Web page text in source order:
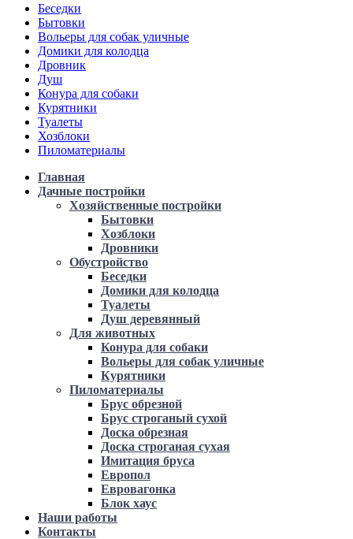
Беседки
Бытовки
Вольеры для собак уличные
Домики для колодца
Дровник
Душ
Конура для собаки
Курятники
Туалеты
Хозблоки
Пиломатериалы
Главная
Дачные постройки
Хозяйственные постройки
Бытовки
Хозблоки
Дровники
Обустройство
Беседки
Домики для колодца
Туалеты
Душ деревянный
Для животных
Конура для собаки
Вольеры для собак уличные
Курятники
Пиломатериалы
Брус обрезной
Брус строганый сухой
Доска обрезная
Доска строганая сухая
Имитация бруса
Европол
Евровагонка
Блок хаус
Наши работы
Контакты